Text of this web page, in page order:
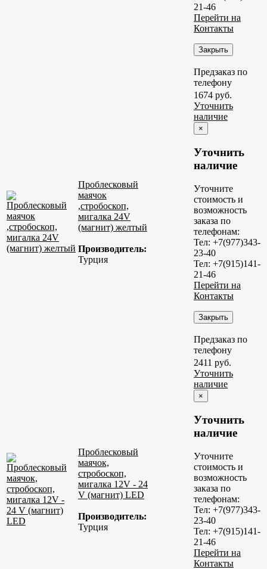
21-46
Перейти на
Контакты
Закрыть
Предзаказ по
телефону
Проблесковый
маячок
,стробоскоп,
мигалка 24V
(магнит) желтый
Производитель:
Турция
1674 руб.
Уточнить
наличие
×
Уточнить
наличие
Уточните
стоимость и
возможность
заказа по
телефонам:
Тел: +7(977)343-
23-40
Тел: +7(915)141-
21-46
Перейти на
Контакты
Закрыть
Предзаказ по
телефону
Проблесковый
маячок,
стробоскоп,
мигалка 12V - 24
V (магнит) LED
Производитель:
Турция
2411 руб.
Уточнить
наличие
×
Уточнить
наличие
Уточните
стоимость и
возможность
заказа по
телефонам:
Тел: +7(977)343-
23-40
Тел: +7(915)141-
21-46
Перейти на
Контакты